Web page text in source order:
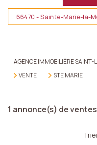
66470 - Sainte-Marie-la-
AGENCE IMMOBILIÈRE
VENTE
STE MARIE
1 annonce(s) de